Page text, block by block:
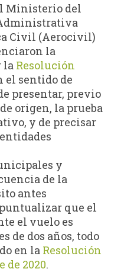
Ministerio del
Civil (Aerocivil)
la
la Resolución
el sentido de
presentar, previo
origen, la prueba
y de precisar
y
de la
antes
que el
el vuelo es
de dos años, todo
en la Resolución
de 2020.